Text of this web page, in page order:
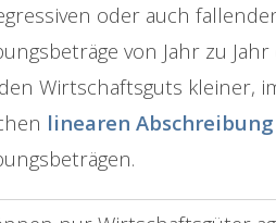
oder auch
von Jahr zu
Wirtschaftsguts kleiner,
linearen Abschreibung